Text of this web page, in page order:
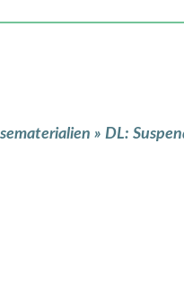
» DL: